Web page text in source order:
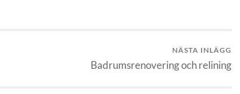
NÄSTA INLÄGG
Badrumsrenovering och relining